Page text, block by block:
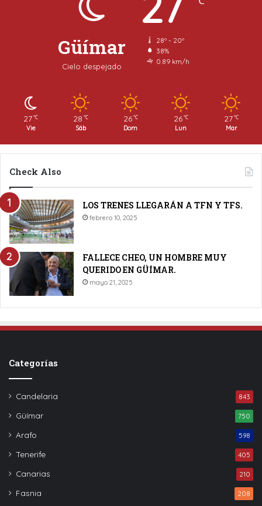
Güímar
Cielo despejado
28º - 20º
38%
0.89 km/h
27 ℃
Vie
28 ℃
Sáb
26 ℃
Dom
26 ℃
Lun
27 ℃
Mar
Check Also
LOS TRENES LLEGARÁN A TFN Y TFS.
febrero 10, 2025
FALLECE CHEO, UN HOMBRE MUY
QUERIDO EN GÜÍMAR.
mayo 21, 2025
Categorías
Candelaria 843
Güímar 750
Arafo 598
Tenerife 405
Canarias 210
Fasnia 208